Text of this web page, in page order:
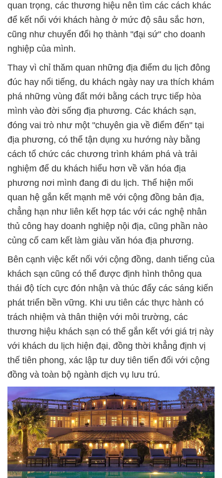
quan trọng, các thương hiệu nên tìm các cách khác
để kết nối với khách hàng ở mức độ sâu sắc hơn,
cũng như chuyển đổi họ thành "đại sứ" cho doanh
nghiệp của mình.
Thay vì chỉ thăm quan những địa điểm du lịch đông
đúc hay nổi tiếng, du khách ngày nay ưa thích khám
phá những vùng đất mới bằng cách trực tiếp hòa
mình vào đời sống địa phương. Các khách sạn,
đóng vai trò như một "chuyên gia về điểm đến" tại
địa phương, có thể tận dụng xu hướng này bằng
cách tổ chức các chương trình khám phá và trải
nghiệm để du khách hiểu hơn về văn hóa địa
phương nơi mình đang đi du lịch. Thể hiện mối
quan hệ gắn kết mạnh mẽ với cộng đồng bản địa,
chẳng hạn như liên kết hợp tác với các nghệ nhân
thủ công hay doanh nghiệp nội địa, cũng phần nào
củng cố cam kết làm giàu văn hóa địa phương.
Bên cạnh việc kết nối với cộng đồng, danh tiếng của
khách sạn cũng có thể được định hình thông qua
thái độ tích cực đón nhận và thúc đẩy các sáng kiến
phát triển bền vững. Khi ưu tiên các thực hành có
trách nhiệm và thân thiện với môi trường, các
thương hiệu khách sạn có thể gắn kết với giá trị này
với khách du lịch hiện đại, đồng thời khẳng định vị
thế tiên phong, xác lập tư duy tiên tiến đối với cộng
đồng và toàn bộ ngành dịch vụ lưu trú.